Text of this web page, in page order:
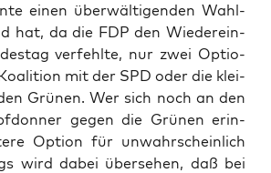
einen über­wäl­ti­gen­den Wahl­
hat, da die FDP den Wie­der­ein­
ver­fehl­te, nur zwei Optio­
mit der SPD oder die klei­
Grü­nen. Wer sich noch an den
gegen die Grü­nen erin­
Opti­on für unwahr­schein­lich
wird dabei über­se­hen, daß bei